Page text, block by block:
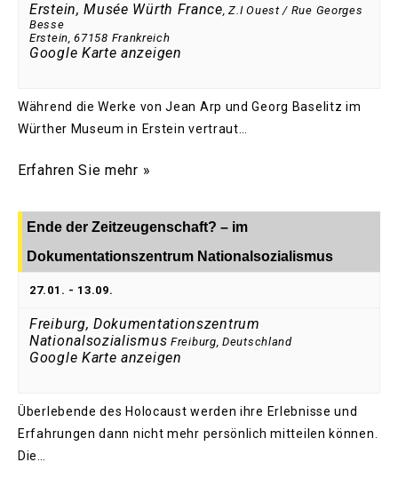
Erstein, Musée Würth France,Z.I Ouest / Rue Georges
Besse
Erstein, 67158 Frankreich
Google Karte anzeigen
Während die Werke von Jean Arp und Georg Baselitz im
Würther Museum in Erstein vertraut…
Erfahren Sie mehr »
Ende der Zeitzeugenschaft? – im
Dokumentationszentrum Nationalsozialismus
27.01. - 13.09.
Freiburg, Dokumentationszentrum
Nationalsozialismus Freiburg, Deutschland
Google Karte anzeigen
Überlebende des Holocaust werden ihre Erlebnisse und
Erfahrungen dann nicht mehr persönlich mitteilen können.
Die…